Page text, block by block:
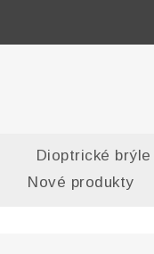
Dioptrické
Nové produkty